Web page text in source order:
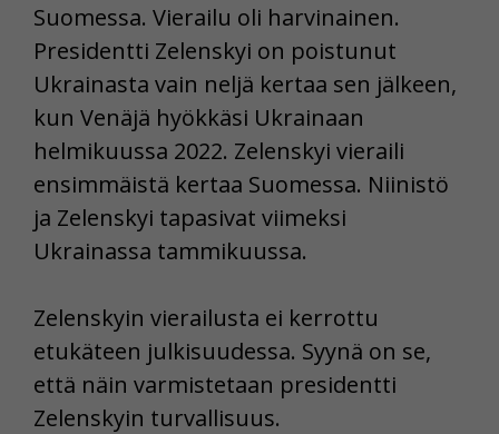
Suomessa. Vierailu oli harvinainen.
Presidentti Zelenskyi on poistunut
Ukrainasta vain neljä kertaa sen jälkeen,
kun Venäjä hyökkäsi Ukrainaan
helmikuussa 2022. Zelenskyi vieraili
ensimmäistä kertaa Suomessa. Niinistö
ja Zelenskyi tapasivat viimeksi
Ukrainassa tammikuussa.
Zelenskyin vierailusta ei kerrottu
etukäteen julkisuudessa. Syynä on se,
että näin varmistetaan presidentti
Zelenskyin turvallisuus.